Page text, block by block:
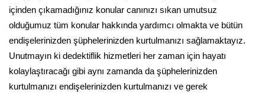
içinden çıkamadığınız konular canınızı sıkan umutsuz
olduğumuz tüm konular hakkında yardımcı olmakta ve bütün
endişelerinizden şüphelerinizden kurtulmanızı sağlamaktayız.
Unutmayın ki dedektiflik hizmetleri her zaman için hayatı
kolaylaştıracağı gibi aynı zamanda da şüphelerinizden
kurtulmanızı endişelerinizden kurtulmanızı ve gerek